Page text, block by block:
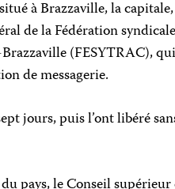
à Brazzaville, la
de la Fédération
(FESYTRAC),
de messagerie.
jours, puis l’ont libéré